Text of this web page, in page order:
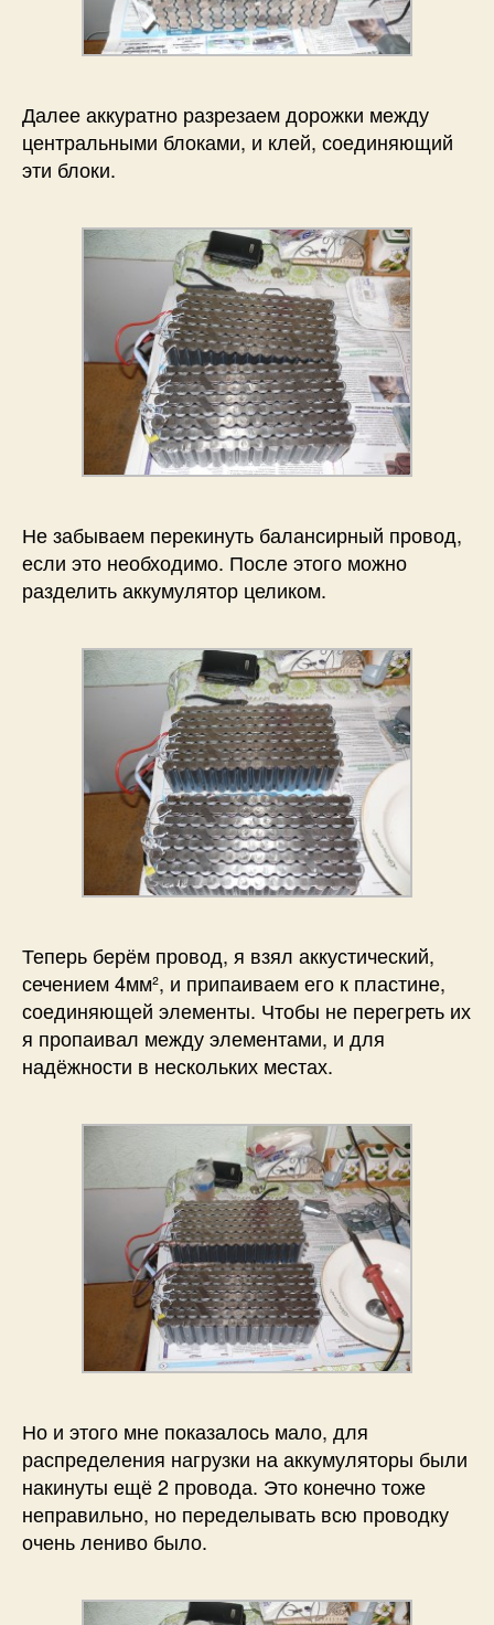
Далее аккуратно разрезаем дорожки между
центральными блоками, и клей, соединяющий
эти блоки.
Не забываем перекинуть балансирный провод,
если это необходимо. После этого можно
разделить аккумулятор целиком.
Теперь берём провод, я взял аккустический,
сечением 4мм², и припаиваем его к пластине,
соединяющей элементы. Чтобы не перегреть их
я пропаивал между элементами, и для
надёжности в нескольких местах.
Но и этого мне показалось мало, для
распределения нагрузки на аккумуляторы были
накинуты ещё 2 провода. Это конечно тоже
неправильно, но переделывать всю проводку
очень лениво было.